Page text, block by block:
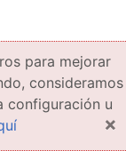
para mejorar
consideramos
configuración u
×